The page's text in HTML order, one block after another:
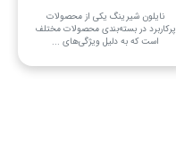
نایلون شیرینگ یکی از محصولات
پرکاربرد در بسته‌بندی محصولات مختلف
است که به دلیل ویژگی‌های ...